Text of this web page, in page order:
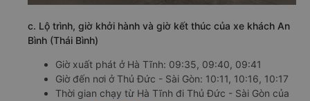
c. Lộ trình, giờ khởi hành và giờ kết thúc của xe khách An
Bình (Thái Bình)
Giờ xuất phát ở Hà Tĩnh: 09:35, 09:40, 09:41
Giờ đến nơi ở Thủ Đức - Sài Gòn: 10:11, 10:16, 10:17
Thời gian chạy từ Hà Tĩnh đi Thủ Đức - Sài Gòn của